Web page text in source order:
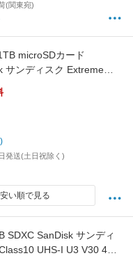
(関東宛)
microSDカード
サンディスク Extreme
s W:130MB/s
認済 海外リテール
◆コ
発送(土日祝除く)
い順で見る
SDXC SanDisk サンディ
UHS-I U3 V30 4K